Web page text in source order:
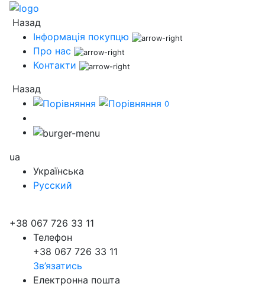
Назад
Інформація покупцю
Про нас
Контакти
Назад
0
ua
Українська
Русский
+38 067 726 33 11
Телефон
+38 067 726 33 11
Зв’язатись
Електронна пошта